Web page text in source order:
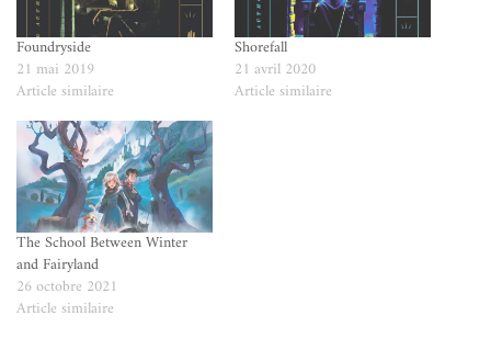
Foundryside
21 mai 2019
Article similaire
Shorefall
21 avril 2020
Article similaire
The School Between Winter
and Fairyland
26 octobre 2021
Article similaire